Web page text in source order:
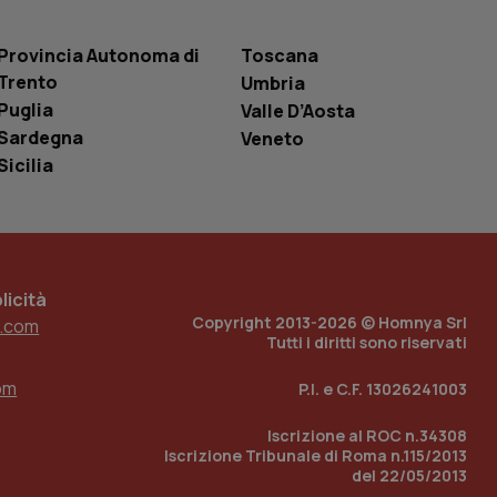
Autonoma di
Toscana
Umbria
Valle D’Aosta
Veneto
Copyright 2013-2026 © Homnya Srl
Tutti i diritti sono riservati
P.I. e C.F. 13026241003
Iscrizione al ROC n.34308
Iscrizione Tribunale di Roma n.115/2013
del 22/05/2013
in cui viene
di accesso per
Analytics
del sito web sta
di
traccia
incorporati
del sito web sta
di